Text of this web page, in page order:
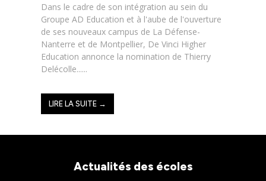
Dans le cadre de son intégration au sein du
Groupe AD Education et à l'aube de l'ouverture
de ses nouveaux campus de La Défense-
Nanterre et de Montpellier, De Vinci Higher
Education annonce la nomination de Thierry
Delécolle......
LIRE LA SUITE →
Actualités des écoles